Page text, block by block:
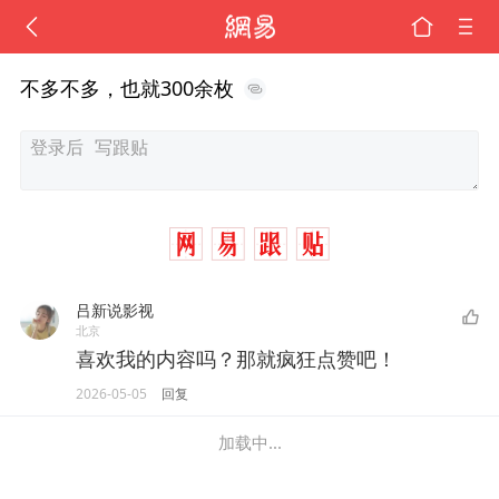
不多不多，也就300余枚
吕新说影视
北京
喜欢我的内容吗？那就疯狂点赞吧！
2026-05-05 回复
加载中...